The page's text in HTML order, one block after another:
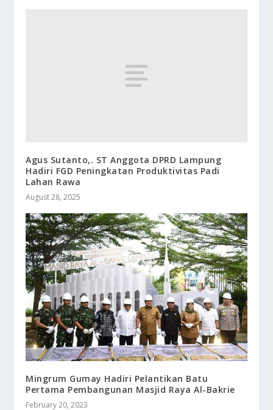
Agus Sutanto,. ST Anggota DPRD Lampung
Hadiri FGD Peningkatan Produktivitas Padi
Lahan Rawa
August 28, 2025
Mingrum Gumay Hadiri Pelantikan Batu
Pertama Pembangunan Masjid Raya Al-Bakrie
February 20, 2023